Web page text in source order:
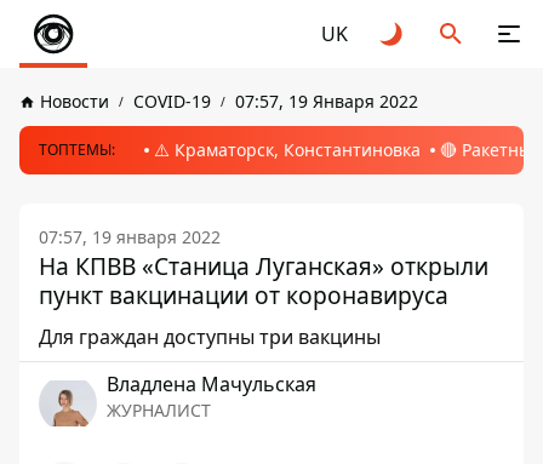
UK
Новости COVID-19 07:57, 19 Января 2022
ТОПТЕМЫ: ⚠️ Краматорск, Константиновка 🔴
07:57, 19 января 2022
На КПВВ «Станица Луганская» открыли
пункт вакцинации от коронавируса
Для граждан доступны три вакцины
Владлена Мачульская
ЖУРНАЛИСТ